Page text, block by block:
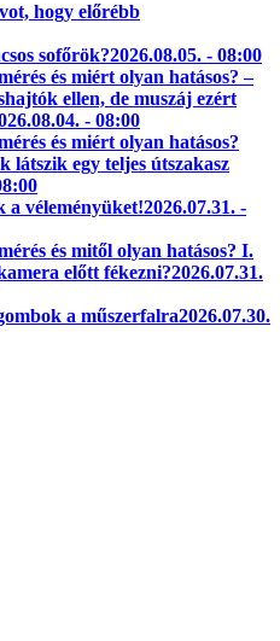
hogy előrébb
sofőrök?2026.08.05. - 08:00
és miért olyan hatásos? –
ellen, de muszáj ezért
- 08:00
és miért olyan hatásos?
látszik egy teljes útszakasz
a véleményüket!2026.07.31. -
és mitől olyan hatásos? I.
előtt fékezni?2026.07.31.
a műszerfalra2026.07.30.